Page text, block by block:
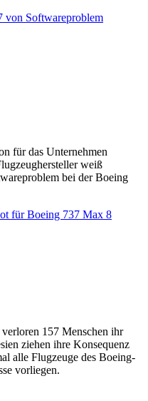
von Softwareproblem
für das Unternehmen
weiß
bei der Boeing
für Boeing 737 Max 8
157 Menschen ihr
ziehen ihre Konsequenz
alle Flugzeuge des Boeing-
vorliegen.